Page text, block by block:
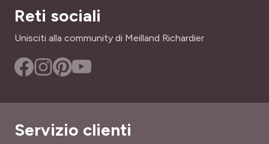
Reti sociali
Unisciti alla community di Meilland Richardier
Servizio clienti